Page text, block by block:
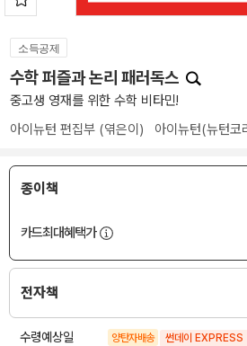
소득공제
수학 퍼즐과 논리 패러독스
중고생 영재를 위한 수학 비타민!
아이뉴턴 편집부 (엮은이) 아이뉴턴(뉴턴코
종이책
카드최대혜택가
전자책
수령예상일 양탄자배송 썬데이 EXPRESS